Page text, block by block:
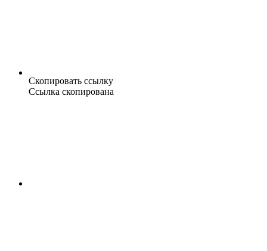
Скопировать ссылку
Ссылка скопирована